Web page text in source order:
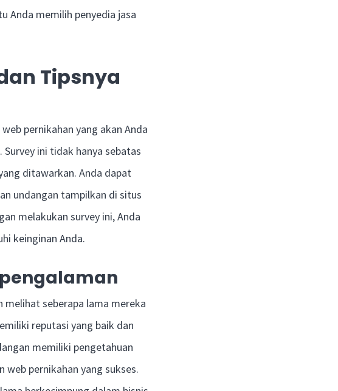
Anda memilih penyedia jasa
Tipsnya
pernikahan yang akan Anda
ini tidak hanya sebatas
ditawarkan. Anda dapat
undangan tampilkan di situs
melakukan survey ini, Anda
keinginan Anda.
melihat seberapa lama mereka
reputasi yang baik dan
memiliki pengetahuan
pernikahan yang sukses.